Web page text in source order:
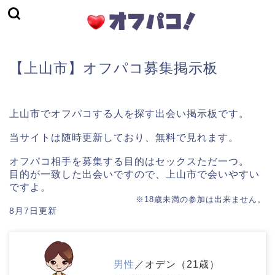
【上山市】オフパコ募集掲示板
上山市でオフパコする人を探す出会い掲示板です。
当サイトは随時更新しており、無料で見れます。
オフパコ相手を募集する目的はセックスただ一つ。
目的が一致した出会いですので、上山市で会いやすい
ですよ。
※18歳未満の参加は出来ません。
8月7日更新
男性 ／オデン（21歳）